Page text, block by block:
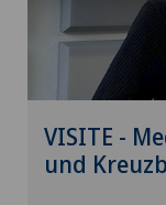
VISITE -
und